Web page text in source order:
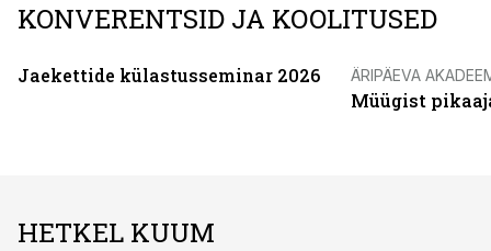
KONVERENTSID JA KOOLITUSED
Jaekettide külastusseminar 2026 ÄRIPÄEVA
Müügist
HETKEL KUUM